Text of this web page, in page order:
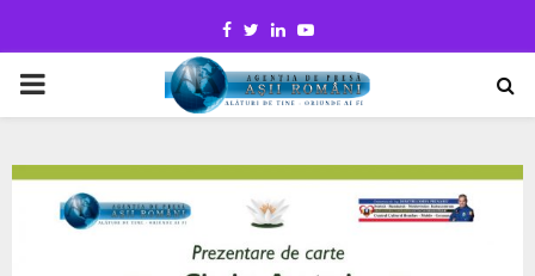
Facebook
TwitterLinkedinYoutube
PRIMARY